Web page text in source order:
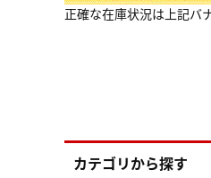
正確な在庫状況は上記バ
カテゴリから探す